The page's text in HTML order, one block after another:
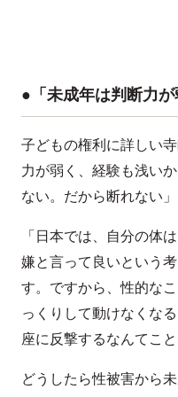
●「未成年は判断力が
子どもの権利に詳しい
力が弱く、経験も浅い
ない。だから断れない」
「日本では、自分の体
嫌と言って良いという
す。ですから、性的な
っくりして動けなくな
座に反撃するなんてこ
どうしたら性被害から